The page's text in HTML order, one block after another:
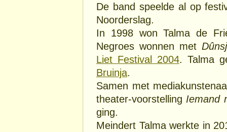
De band speelde al op
Noorderslag.
In 1998 won Talma de
Negroes wonnen met
Liet Festival 2004. Talma
Bruinja.
Samen met
theater-voorstelling Iemand
ging.
Meindert Talma werkte in